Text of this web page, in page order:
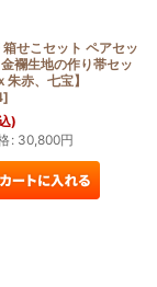
せこセット ペアセッ
襴生地の作り帯セッ
朱赤、七宝】
]
)
: 30,800円